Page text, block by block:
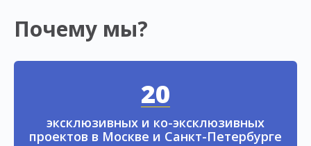
Почему мы?
20
эксклюзивных и ко-эксклюзивных
проектов в Москве и Санкт-Петербурге